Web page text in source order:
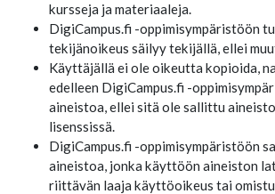
kursseja ja materiaaleja.
DigiCampus.fi -oppimisympäristöön
tekijänoikeus säilyy tekijällä, ellei
Käyttäjällä ei ole oikeutta kopioida,
edelleen DigiCampus.fi -
aineistoa, ellei sitä ole sallittu
lisenssissä.
DigiCampus.fi -oppimisympäristöön
aineistoa, jonka käyttöön aineiston
riittävän laaja käyttöoikeus tai